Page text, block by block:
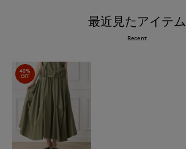
最近見たアイテム
Recent
40%
OFF